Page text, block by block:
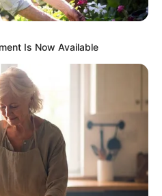
ที่ทำ ทำในสิ่งที่เชื่อ
ดัง ดวงรายวัน รายเดือน รายปี
ำวิธีเสริมดวง
ความเป็นมงคลให้กับตัวท่านเอง
Is Now Available